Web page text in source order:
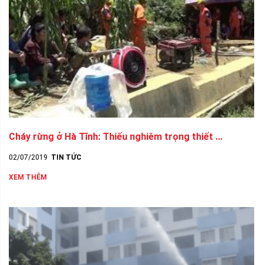
Cháy rừng ở Hà Tĩnh: Thiếu nghiêm trọng thiết ...
02/07/2019 TIN TỨC
XEM THÊM